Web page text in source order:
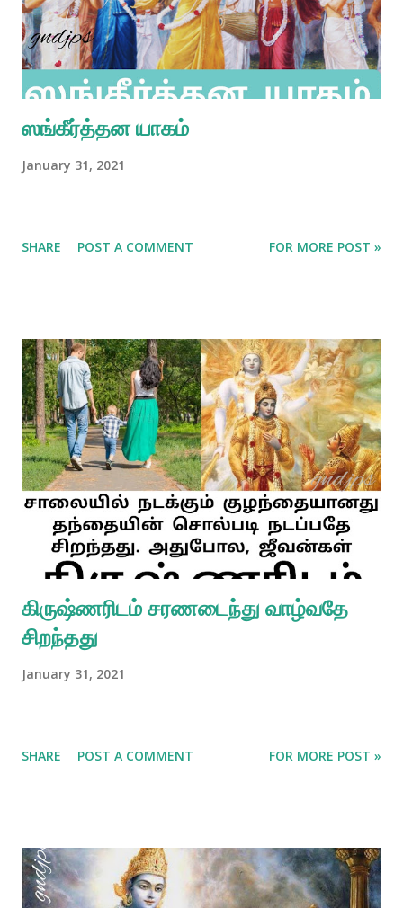
ஸங்கீர்த்தன யாகம்
January 31, 2021
SHARE POST A COMMENT FOR MORE POST »
கிருஷ்ணரிடம் சரணடைந்து வாழ்வதே
சிறந்தது
January 31, 2021
SHARE POST A COMMENT FOR MORE POST »